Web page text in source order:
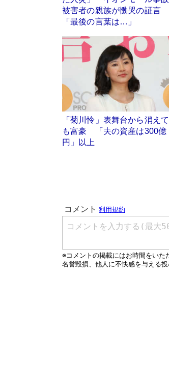
被害者の親族が慟哭の証言
「最後の言葉は…」
「菊川怜」表舞台から消えて
も富豪 「夫の資産は300億
円」以上